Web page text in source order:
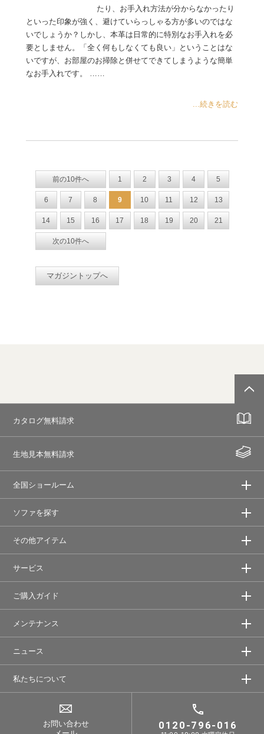
たり、お手入れ方法が分からなかったり
といった印象が強く、避けていらっしゃる方が多いのではな
いでしょうか？しかし、本革は日常的に特別なお手入れを必
要としません。「全く何もしなくても良い」ということはな
いですが、お部屋のお掃除と併せてできてしまうような簡単
なお手入れです。 ……
...続きを読む
前の10件へ 1 2 3 4 5
6 7 8 9 10 11 12 13
14 15 16 17 18 19 20 21
次の10件へ
マガジントップへ
カタログ無料請求
生地見本無料請求
全国ショールーム
ソファを探す
その他アイテム
サービス
ご購入ガイド
メンテナンス
ニュース
私たちについて
お問い合わせ
0120-796-016